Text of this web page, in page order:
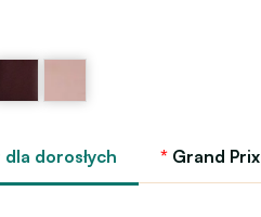
Italian
GP
dla dorosłych Grand Prix